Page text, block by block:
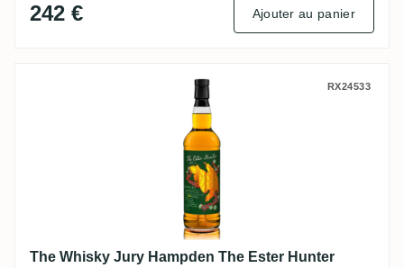
242 € Ajouter au panier
The Whisky Jury Hampden The Ester
RX24533
The Whisky Jury Hampden The Ester Hunter